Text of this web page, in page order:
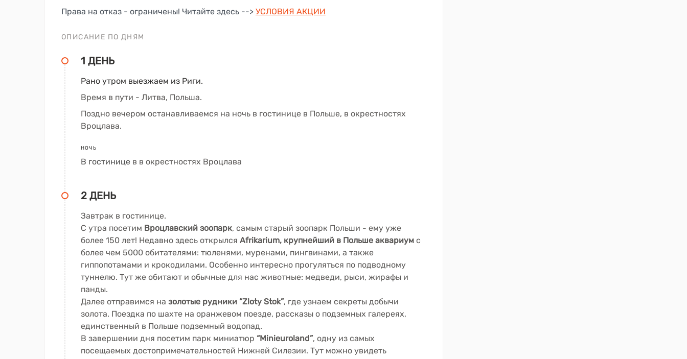
Права на отказ - ограничены! Читайте здесь --> УСЛОВИЯ АКЦИИ
ОПИСАНИЕ ПО ДНЯМ
1 ДЕНЬ
Рано утром выезжаем из Риги.
Время в пути - Литва, Польша.
Поздно вечером останавливаемся на ночь в гостинице в Польше, в окрестностях
Вроцлава.
НОЧЬ
В гостинице в в окрестностях Вроцлава
2 ДЕНЬ
Завтрак в гостинице.
С утра посетим Вроцлавский зоопарк, самым старый зоопарк Польши - ему уже
более 150 лет! Недавно здесь открылся Afrikarium, крупнейший в Польше аквариум с
более чем 5000 обитателями: тюленями, муренами, пингвинами, а также
гиппопотамами и крокодилами. Особенно интересно прогуляться по подводному
туннелю. Тут же обитают и обычные для нас животные: медведи, рыси, жирафы и
панды.
Далее отправимся на золотые рудники “Zloty Stok”, где узнаем секреты добычи
золота. Поездка по шахте на оранжевом поезде, рассказы о подземных галереях,
единственный в Польше подземный водопад.
В завершении дня посетим парк миниатюр “Minieuroland”, одну из самых
посещаемых достопримечательностей Нижней Силезии. Тут можно увидеть